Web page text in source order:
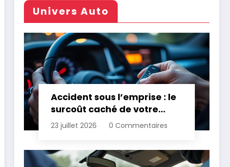
Univers Auto
Accident sous l’emprise : le
surcoût caché de votre
assurance
23 juillet 2026 0 Commentaires